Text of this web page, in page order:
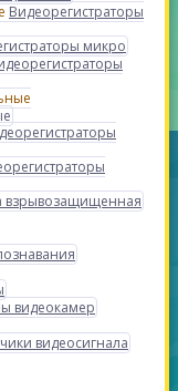
Видеорегистраторы
микро
взрывозащищенная
видеокамер
видеосигнала